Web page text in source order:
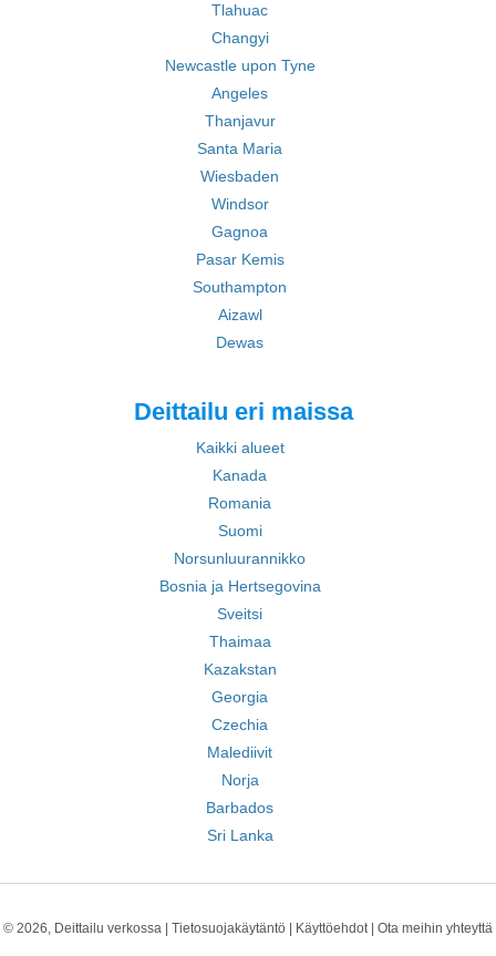
Tlahuac
Changyi
Newcastle upon Tyne
Angeles
Thanjavur
Santa Maria
Wiesbaden
Windsor
Gagnoa
Pasar Kemis
Southampton
Aizawl
Dewas
Deittailu eri maissa
Kaikki alueet
Kanada
Romania
Suomi
Norsunluurannikko
Bosnia ja Hertsegovina
Sveitsi
Thaimaa
Kazakstan
Georgia
Czechia
Malediivit
Norja
Barbados
Sri Lanka
© 2026, Deittailu verkossa | Tietosuojakäytäntö Käyttöehdot| Ota meihin yhteyttä